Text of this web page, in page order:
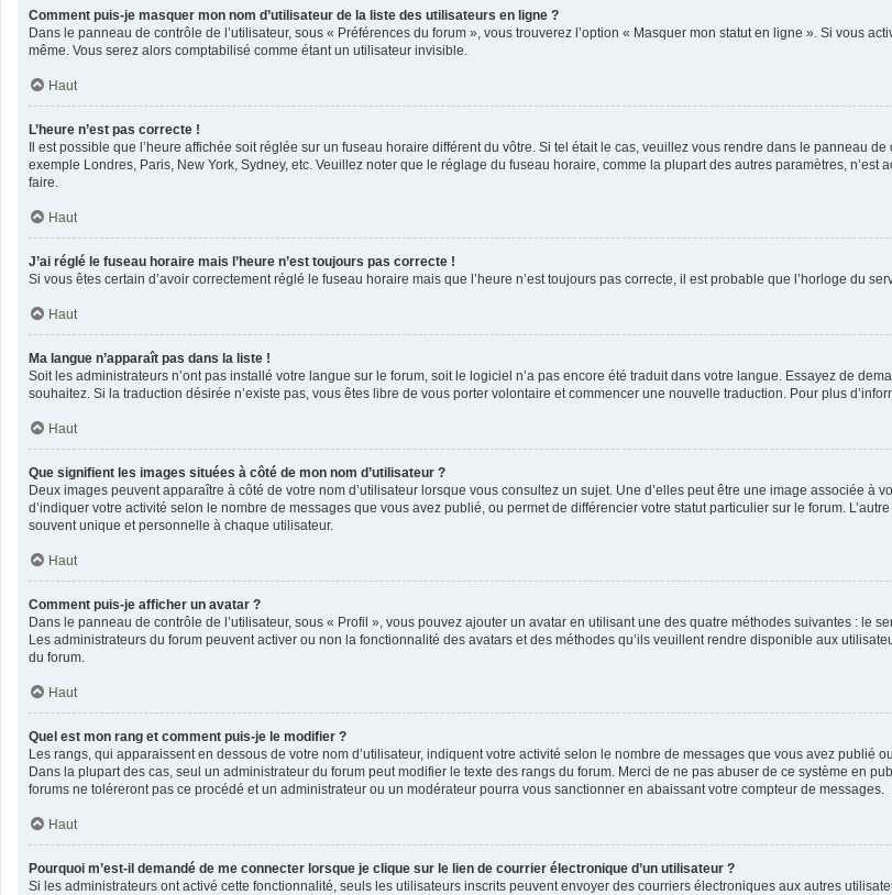
Comment puis-je masquer mon nom d’utilisateur de la liste des utilisateurs en ligne ?
Dans le panneau de contrôle de l’utilisateur, sous « Préférences du forum », vous trouverez l’option « Masquer mon statut en ligne ». Si vous
même. Vous serez alors comptabilisé comme étant un utilisateur invisible.
Haut
L’heure n’est pas correcte !
Il est possible que l’heure affichée soit réglée sur un fuseau horaire différent du vôtre. Si tel était le cas, veuillez vous rendre dans le panneau
exemple Londres, Paris, New York, Sydney, etc. Veuillez noter que le réglage du fuseau horaire, comme la plupart des autres paramètres, n’est
faire.
Haut
J’ai réglé le fuseau horaire mais l’heure n’est toujours pas correcte !
Si vous êtes certain d’avoir correctement réglé le fuseau horaire mais que l’heure n’est toujours pas correcte, il est probable que l’horloge du
Haut
Ma langue n’apparaît pas dans la liste !
Soit les administrateurs n’ont pas installé votre langue sur le forum, soit le logiciel n’a pas encore été traduit dans votre langue. Essayez de
souhaitez. Si la traduction désirée n’existe pas, vous êtes libre de vous porter volontaire et commencer une nouvelle traduction. Pour plus
Haut
Que signifient les images situées à côté de mon nom d’utilisateur ?
Deux images peuvent apparaître à côté de votre nom d’utilisateur lorsque vous consultez un sujet. Une d’elles peut être une image associée
d’indiquer votre activité selon le nombre de messages que vous avez publié, ou permet de différencier votre statut particulier sur le forum.
souvent unique et personnelle à chaque utilisateur.
Haut
Comment puis-je afficher un avatar ?
Dans le panneau de contrôle de l’utilisateur, sous « Profil », vous pouvez ajouter un avatar en utilisant une des quatre méthodes suivantes : le
Les administrateurs du forum peuvent activer ou non la fonctionnalité des avatars et des méthodes qu’ils veuillent rendre disponible aux
du forum.
Haut
Quel est mon rang et comment puis-je le modifier ?
Les rangs, qui apparaissent en dessous de votre nom d’utilisateur, indiquent votre activité selon le nombre de messages que vous avez
Dans la plupart des cas, seul un administrateur du forum peut modifier le texte des rangs du forum. Merci de ne pas abuser de ce système en
forums ne toléreront pas ce procédé et un administrateur ou un modérateur pourra vous sanctionner en abaissant votre compteur de messages.
Haut
Pourquoi m’est-il demandé de me connecter lorsque je clique sur le lien de courrier électronique d’un utilisateur ?
Si les administrateurs ont activé cette fonctionnalité, seuls les utilisateurs inscrits peuvent envoyer des courriers électroniques aux autres